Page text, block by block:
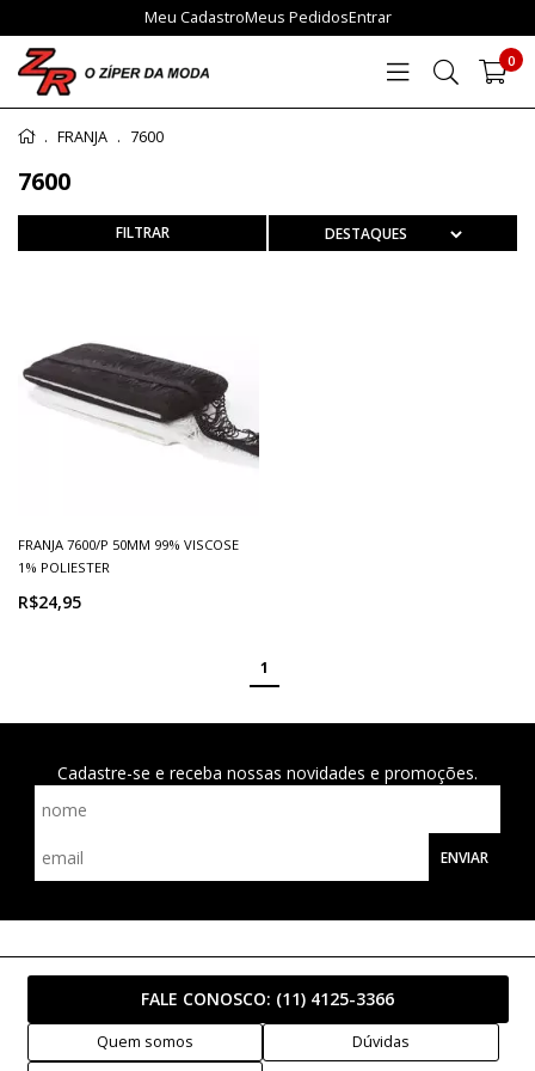
Meu CadastroMeus PedidosEntrar
0
FRANJA 7600
7600
FRANJA 7600/P 50MM 99% VISCOSE
1% POLIESTER
R$24,95
1
Cadastre-se e receba nossas novidades e promoções.
ENVIAR
FALE CONOSCO: (11) 4125-3366
Quem somos
Dúvidas